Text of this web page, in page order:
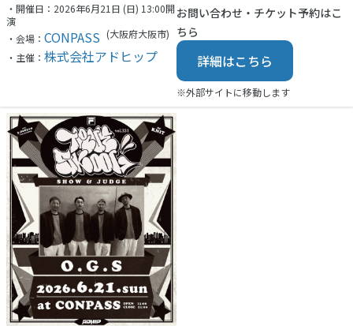
・開催日：2026年6月21日 (日) 13:00開
演
・会場： CONPASS (大阪府大阪市)
・主催： 株式会社アドヒップ
お問い合わせ・チケット予約はこ
ちら
詳細はこちら
※外部サイトに移動します